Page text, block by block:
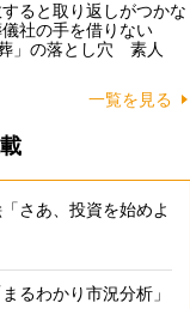
すると取り返しがつかな
社の手を借りない
葬」の落とし穴 素人
一覧を見る
さあ、投資を始めよ
るわかり市況分析」